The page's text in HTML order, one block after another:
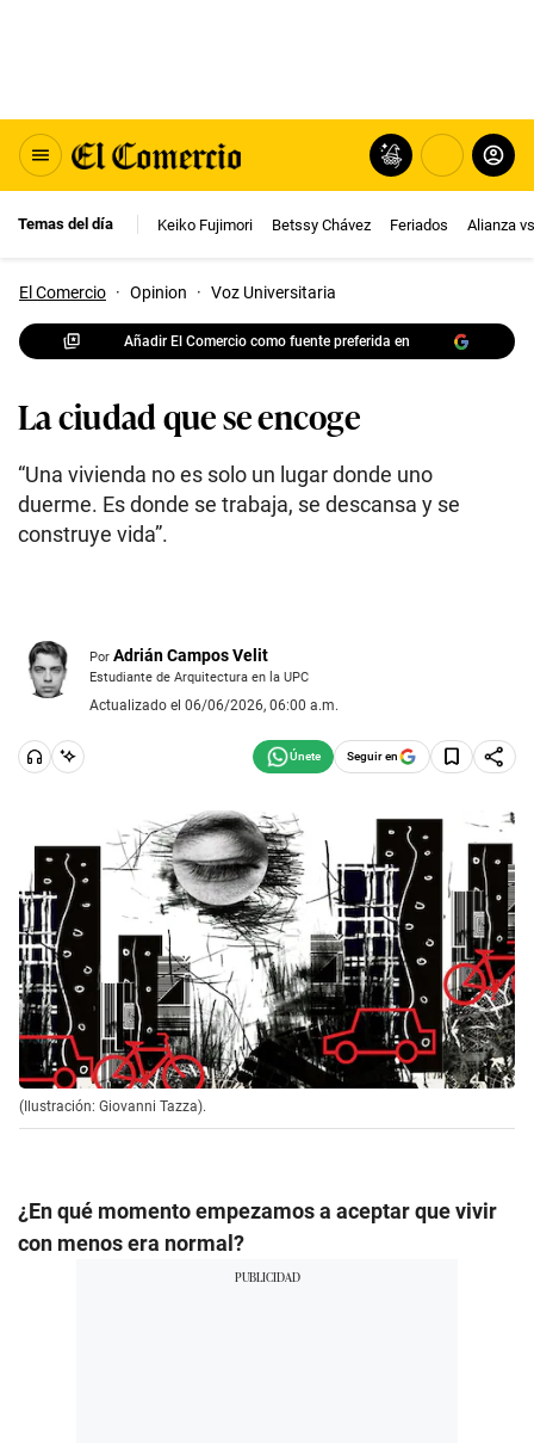
Temas del día Keiko Fujimori Betssy Chávez Feriados Alianza
El Comercio · Opinion · Voz Universitaria
Añadir El Comercio como fuente preferida en
La ciudad que se encoge
“Una vivienda no es solo un lugar donde uno
duerme. Es donde se trabaja, se descansa y se
construye vida”.
Por Adrián Campos Velit
Estudiante de Arquitectura en la UPC
Actualizado el 06/06/2026, 06:00 a.m.
Seguir en
(Ilustración: Giovanni Tazza).
¿En qué momento empezamos a aceptar que vivir
con menos era normal?